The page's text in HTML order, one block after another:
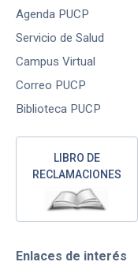
Agenda PUCP
Servicio de Salud
Campus Virtual
Correo PUCP
Biblioteca PUCP
LIBRO DE
RECLAMACIONES
Enlaces de interés